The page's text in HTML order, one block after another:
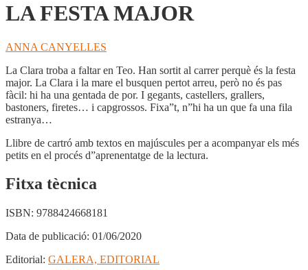
LA FESTA MAJOR
ANNA CANYELLES
La Clara troba a faltar en Teo. Han sortit al carrer perquè és la festa
major. La Clara i la mare el busquen pertot arreu, però no és pas
fàcil: hi ha una gentada de por. I gegants, castellers, grallers,
bastoners, firetes… i capgrossos. Fixa”t, n”hi ha un que fa una fila
estranya…
Llibre de cartró amb textos en majúscules per a acompanyar els més
petits en el procés d”aprenentatge de la lectura.
Fitxa tècnica
ISBN: 9788424668181
Data de publicació: 01/06/2020
Editorial: GALERA, EDITORIAL